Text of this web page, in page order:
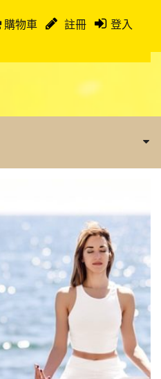
購物車 註冊 登入